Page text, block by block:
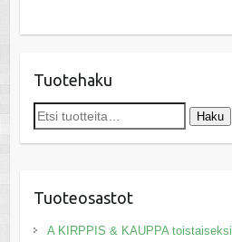
Tuotehaku
Etsi: Haku
Tuoteosastot
A KIRPPIS & KAUPPA toistaiseksi